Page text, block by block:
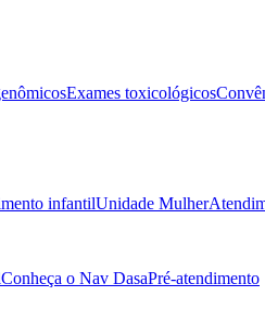
Exames toxicológicos
infantilUnidade Mulher
Conheça o Nav DasaPré-atendimento